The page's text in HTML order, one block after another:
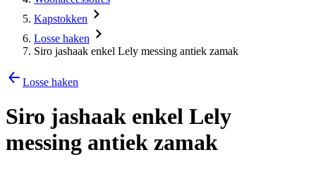
Kapstokken
Losse haken
Siro jashaak enkel Lely messing antiek zamak
Losse haken
Siro jashaak enkel Lely
messing antiek zamak